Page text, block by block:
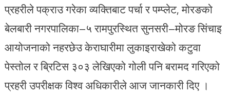
प्रहरीले पक्राउ गरेका व्यक्तिबाट पर्चा र पम्प्लेट, मोरङको
बेलबारी नगरपालिका–५ रामपुरस्थित सुनसरी–मोरङ सिंचाइ
आयोजनाको नहरछेउ केराघारीमा लुकाइराखेको कटुवा
पेस्तोल र ब्रिटिस ३०३ लेखिएको गोली पनि बरामद गरिएको
प्रहरी उपरीक्षक विश्व अधिकारीले आज जानकारी दिए ।